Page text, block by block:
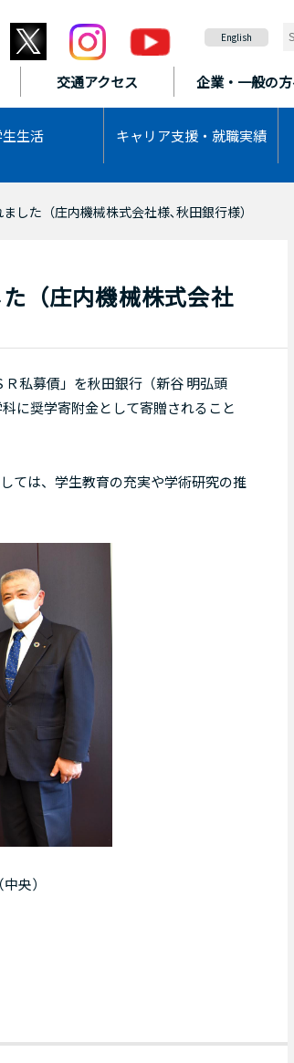
交通アクセス 企業・一般の
生活 キャリア支援・ 就職実績
English
した（庄内機械株式会社様､秋田銀行様）
（庄内機械株式会社
私募債」を秋田銀行（新谷 明弘頭
に奨学寄附金として寄贈されること
ては、学生教育の充実や学術研究の推
央）